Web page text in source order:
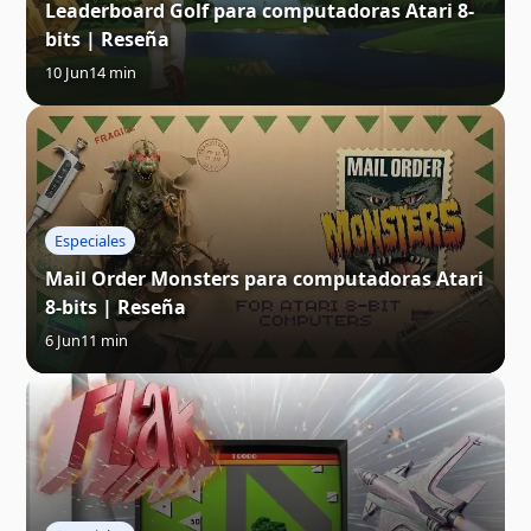
Leaderboard Golf para computadoras Atari 8-
bits | Reseña
10 Jun14 min
Especiales
Mail Order Monsters para computadoras Atari
8-bits | Reseña
6 Jun11 min